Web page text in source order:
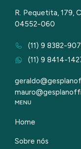
R. Pequetita, 179,
04552-060
(11) 9 8382-
(11) 9 8414-
MENU
Home
Sobre nós